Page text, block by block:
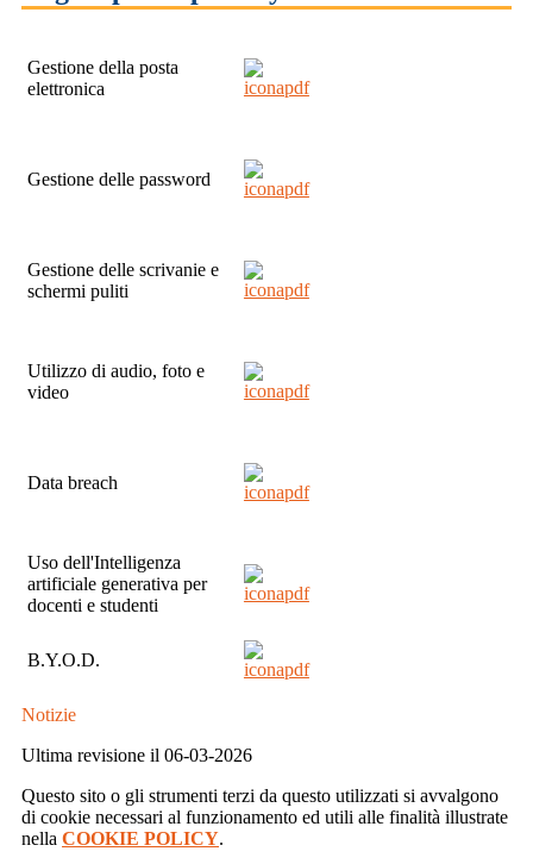
Gestione della posta
elettronica
Gestione delle password
Gestione delle scrivanie e
schermi puliti
Utilizzo di audio, foto e
video
Data breach
Uso dell'Intelligenza
artificiale generativa per
docenti e studenti
B.Y.O.D.
Notizie
Ultima revisione il 06-03-2026
Questo sito o gli strumenti terzi da questo utilizzati si avvalgono
di cookie necessari al funzionamento ed utili alle finalità illustrate
nella COOKIE POLICY.